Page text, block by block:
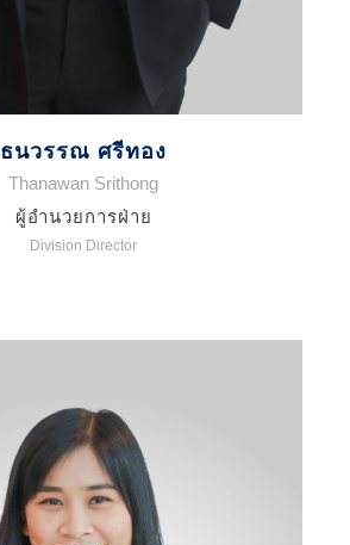
ธนวรรณ ศรีทอง
Thanawan Srithong
ผู้อำนวยการฝ่าย
Division Director